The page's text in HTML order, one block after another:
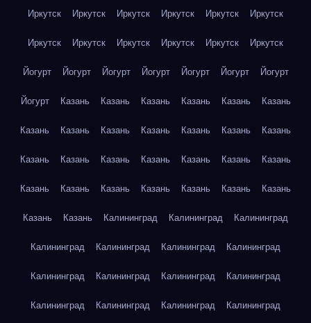
Иркутск Иркутск Иркутск Иркутск Иркутск Иркутск
Иркутск Иркутск Иркутск Иркутск Иркутск Иркутск
Йогурт Йогурт Йогурт Йогурт Йогурт Йогурт Йогурт
Йогурт Казань Казань Казань Казань Казань Казань
Казань Казань Казань Казань Казань Казань Казань
Казань Казань Казань Казань Казань Казань Казань
Казань Казань Казань Казань Казань Казань Казань
Казань Казань Калининград Калининград Калининград
Калининград Калининград Калининград Калининград
Калининград Калининград Калининград Калининград
Калининград Калининград Калининград Калининград